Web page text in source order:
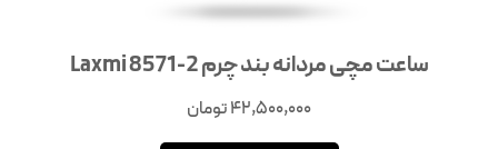
ساعت مچی مردانه بند چرم Laxmi 8571-2
42,500,000تومان